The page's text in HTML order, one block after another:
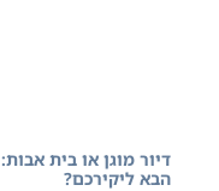
דיור מוגן או בית
הבא ליקירכם?